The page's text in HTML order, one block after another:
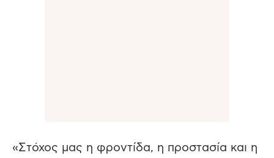
«Στόχος μας η φροντίδα, η προστασία και η